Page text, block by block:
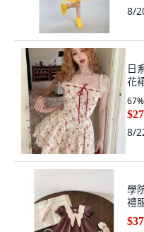
8/
日
花
67%
8/
學
禮